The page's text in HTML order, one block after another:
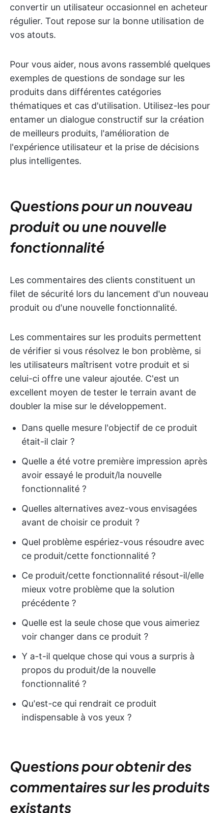
convertir un utilisateur occasionnel en acheteur
régulier. Tout repose sur la bonne utilisation de
vos atouts.
Pour vous aider, nous avons rassemblé quelques
exemples de questions de sondage sur les
produits dans différentes catégories
thématiques et cas d'utilisation. Utilisez-les pour
entamer un dialogue constructif sur la création
de meilleurs produits, l'amélioration de
l'expérience utilisateur et la prise de décisions
plus intelligentes.
Questions pour un nouveau
produit ou une nouvelle
fonctionnalité
Les commentaires des clients constituent un
filet de sécurité lors du lancement d'un nouveau
produit ou d'une nouvelle fonctionnalité.
Les commentaires sur les produits permettent
de vérifier si vous résolvez le bon problème, si
les utilisateurs maîtrisent votre produit et si
celui-ci offre une valeur ajoutée. C'est un
excellent moyen de tester le terrain avant de
doubler la mise sur le développement.
Dans quelle mesure l'objectif de ce produit
était-il clair ?
Quelle a été votre première impression après
avoir essayé le produit/la nouvelle
fonctionnalité ?
Quelles alternatives avez-vous envisagées
avant de choisir ce produit ?
Quel problème espériez-vous résoudre avec
ce produit/cette fonctionnalité ?
Ce produit/cette fonctionnalité résout-il/elle
mieux votre problème que la solution
précédente ?
Quelle est la seule chose que vous aimeriez
voir changer dans ce produit ?
Y a-t-il quelque chose qui vous a surpris à
propos du produit/de la nouvelle
fonctionnalité ?
Qu'est-ce qui rendrait ce produit
indispensable à vos yeux ?
Questions pour obtenir des
commentaires sur les produits
existants